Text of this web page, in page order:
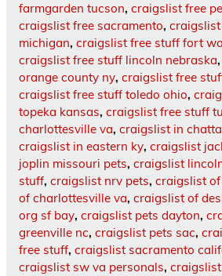
farmgarden tucson, craigslist free
craigslist free sacramento,
michigan, craigslist free stuff fort
craigslist free stuff lincoln nebraska,
orange county ny, craigslist free
craigslist free stuff toledo ohio,
topeka kansas, craigslist free stuff
charlottesville va, craigslist in
craigslist in eastern ky, craigslist
joplin missouri pets, craigslist
stuff, craigslist nrv pets, craigslist of
of charlottesville va, craigslist of
org sf bay, craigslist pets dayton,
greenville nc, craigslist pets sac,
free stuff, craigslist sacramento
craigslist sw va personals,